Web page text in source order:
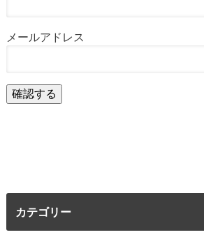
メールアドレス
カテゴリー